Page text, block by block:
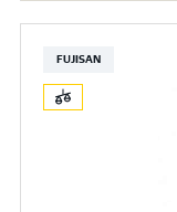
FUJISAN